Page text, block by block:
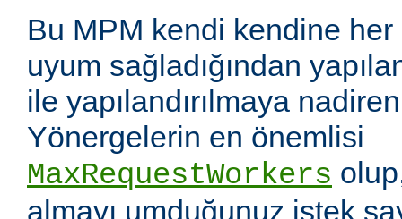
Bu MPM kendi kendine
uyum sağladığından
ile yapılandırılmaya
Yönergelerin en önemlisi
MaxRequestWorkers
almayı umduğunuz istek